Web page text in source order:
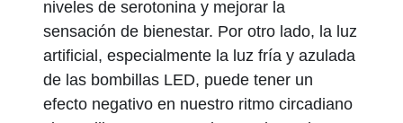
niveles de serotonina y mejorar la
sensación de bienestar. Por otro lado, la luz
artificial, especialmente la luz fría y azulada
de las bombillas LED, puede tener un
efecto negativo en nuestro ritmo circadiano